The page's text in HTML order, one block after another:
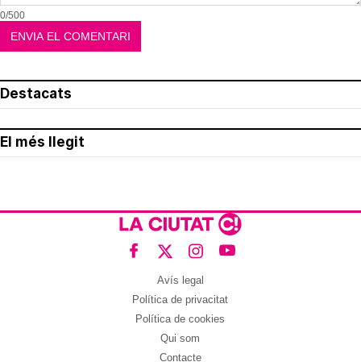
0/500
Destacats
El més llegit
Avís legal
Política de privacitat
Política de cookies
Qui som
Contacte